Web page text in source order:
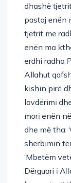
dhashë
pastaj enën
tjetrit me
enën ma
erdhi radha
Allahut
kishin pirë
lavdërimi
mori enën
dhe më tha:
shërbimin
‘Mbetëm
Dërguari i